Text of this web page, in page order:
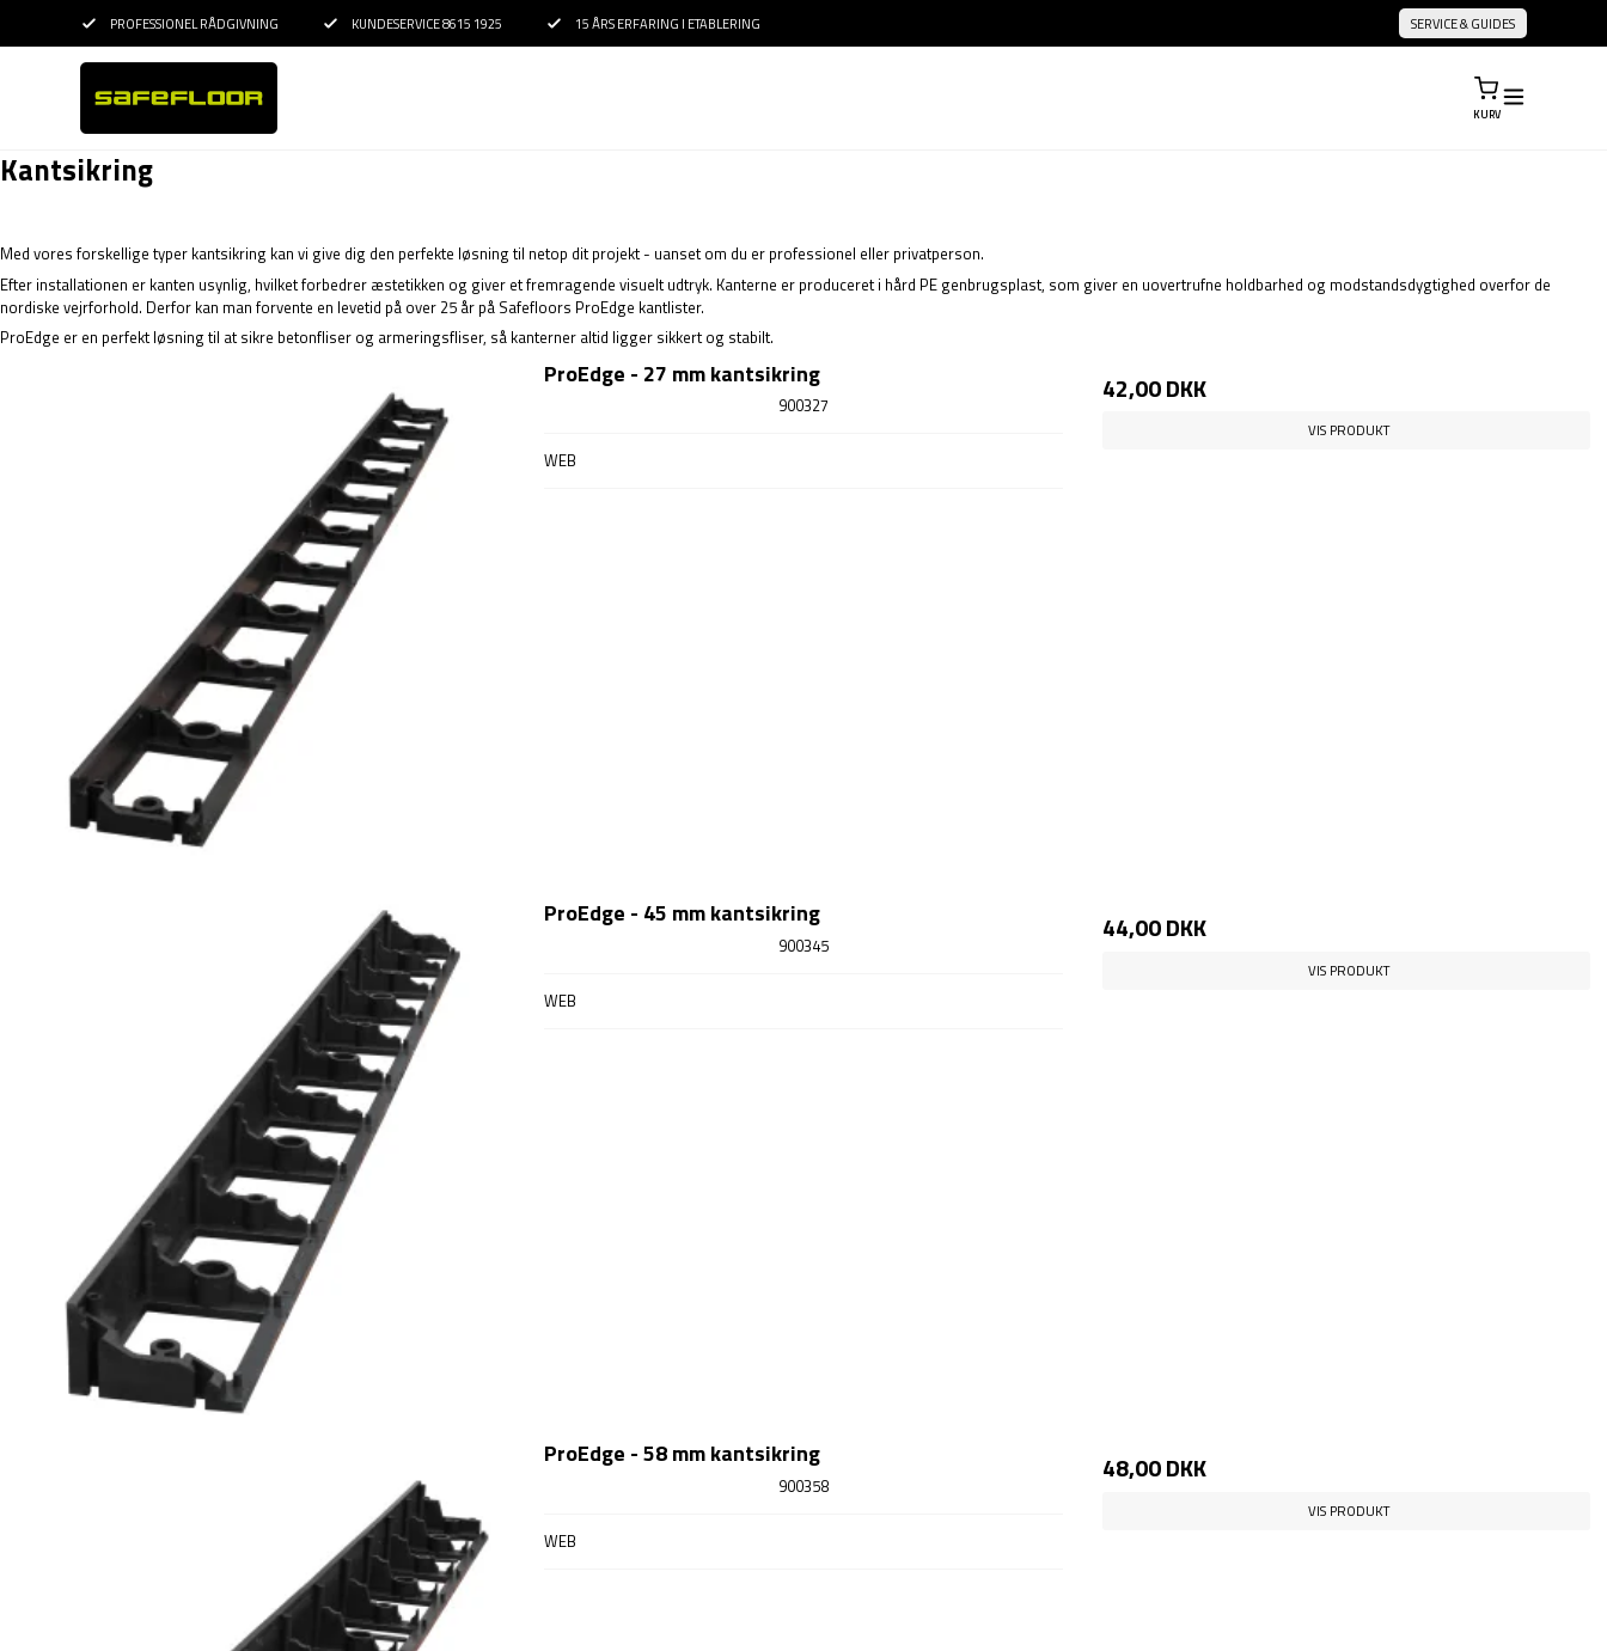
PROFESSIONEL RÅDGIVNING KUNDESERVICE 8615 1925 15 ÅRS ERFARING I ETABLERING SERVICE & GUIDES
KURV
Kantsikring
Med vores forskellige typer kantsikring kan vi give dig den perfekte løsning til netop dit projekt - uanset om du er professionel eller privatperson.
Efter installationen er kanten usynlig, hvilket forbedrer æstetikken og giver et fremragende visuelt udtryk. Kanterne er produceret i hård PE genbrugsplast, som giver en uovertrufne holdbarhed og modstandsdygtighed overfor de
nordiske vejrforhold. Derfor kan man forvente en levetid på over 25 år på Safefloors ProEdge kantlister.
ProEdge er en perfekt løsning til at sikre betonfliser og armeringsfliser, så kanterner altid ligger sikkert og stabilt.
ProEdge - 27 mm kantsikring
900327
WEB
42,00 DKK
VIS PRODUKT
ProEdge - 45 mm kantsikring
900345
WEB
44,00 DKK
VIS PRODUKT
ProEdge - 58 mm kantsikring
900358
WEB
48,00 DKK
VIS PRODUKT